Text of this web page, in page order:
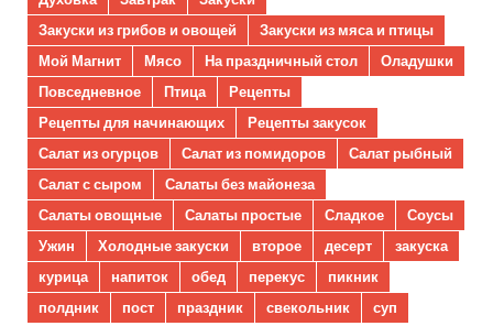
Закуски из грибов и овощей
Закуски из мяса и птицы
Мой Магнит
Мясо На праздничный стол
Оладушки
Повседневное
Птица
Рецепты
Рецепты для начинающих
Рецепты закусок
Салат из огурцов
Салат из помидоров
Салат рыбный
Салат с сыром
Салаты без майонеза
Салаты овощные
Салаты простые Сладкое
Соусы
Ужин
Холодные закуски второе десерт
закуска
курица
напиток обед перекус
пикник
полдник
пост праздник свекольник суп